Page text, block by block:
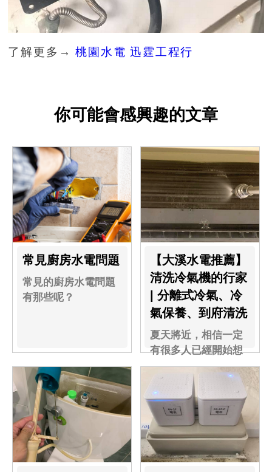
了解更多→桃園水電 迅霆工程行
你可能會感興趣的文章
常見廚房水電問題
常見的廚房水電問題
有那些呢？
【大溪水電推薦】
清洗冷氣機的行家
| 分離式冷氣、冷
氣保養、到府清洗
夏天將近，相信一定
有很多人已經開始想
開冷氣了吧！能會隱
藏著很多灰塵在裏
頭......